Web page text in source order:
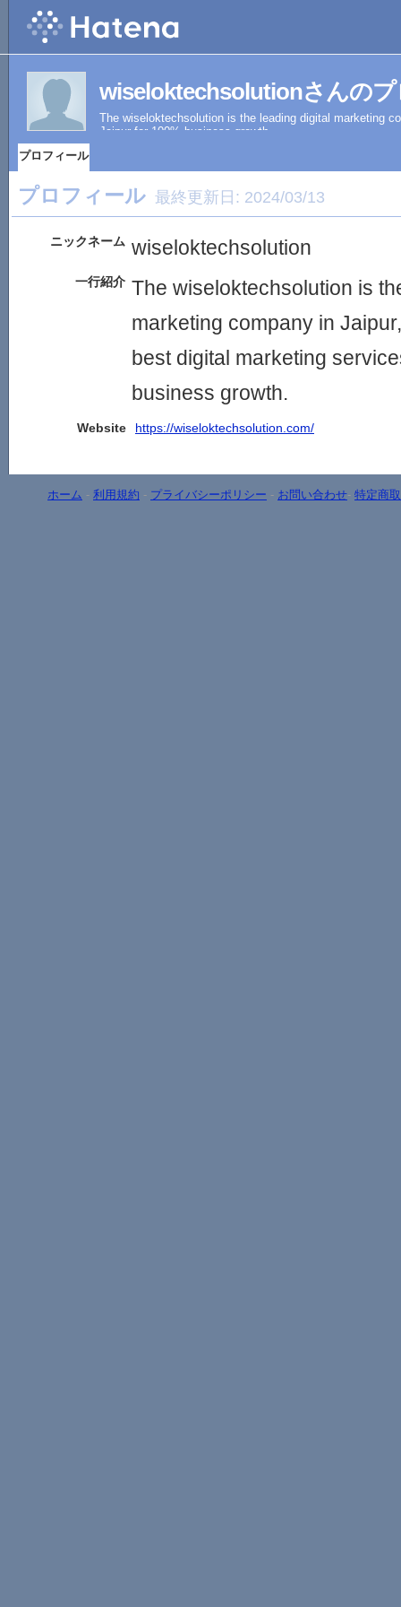
wiseloktechsolutionさんの
The wiseloktechsolution is the leading digital marketing
Jaipur for 100% business growth.
プロフィール
プロフィール 最終更新日: 2024/03/13
ニックネーム wiseloktechsolution
一行紹介 The wiseloktechsolution is
marketing company in
best digital marketing
business growth.
Website https://wiseloktechsolution.com/
ホーム - 利用規約 - プライバシーポリシー - お問い合わせ- 特定商